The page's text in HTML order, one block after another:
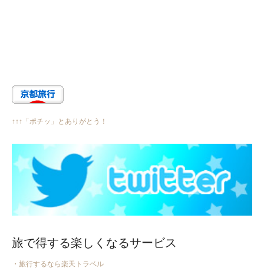
↑↑↑「ポチッ」とありがとう！
旅で得する楽しくなるサービス
・旅行するなら楽天トラベル